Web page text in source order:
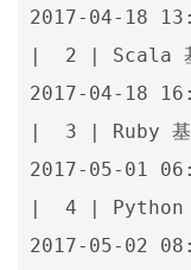
2017-04-18
|  2 | Scala
2017-04-18
|  3 | Ruby
2017-05-01
|  4 | Python
2017-05-02